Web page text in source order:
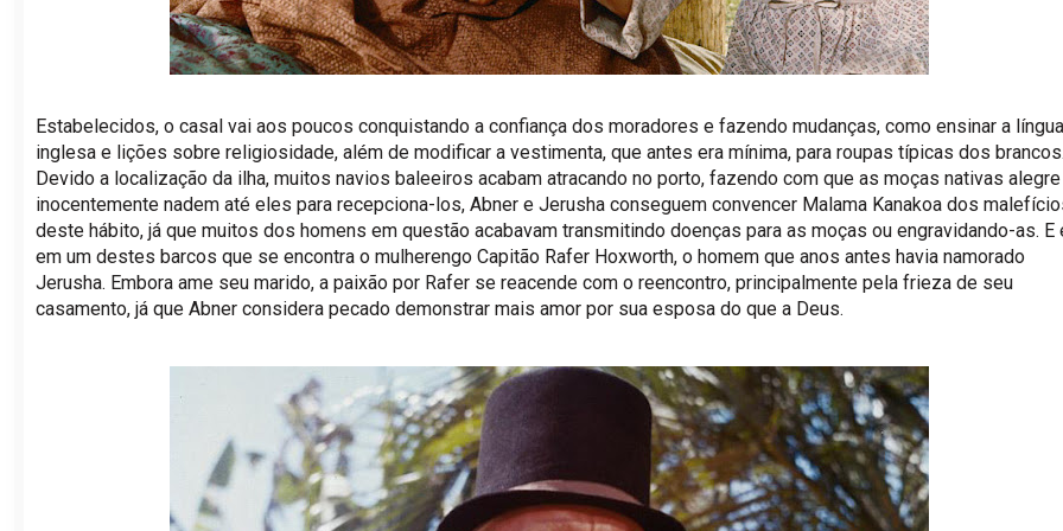
Estabelecidos, o casal vai aos poucos conquistando a confiança dos moradores e fazendo mudanças, como ensinar a língua
inglesa e lições sobre religiosidade, além de modificar a vestimenta, que antes era mínima, para roupas típicas dos brancos.
Devido a localização da ilha, muitos navios baleeiros acabam atracando no porto, fazendo com que as moças nativas
inocentemente nadem até eles para recepciona-los, Abner e Jerusha conseguem convencer Malama Kanakoa dos
deste hábito, já que muitos dos homens em questão acabavam transmitindo doenças para as moças ou engravidando-as. E
em um destes barcos que se encontra o mulherengo Capitão Rafer Hoxworth, o homem que anos antes havia namorado
Jerusha. Embora ame seu marido, a paixão por Rafer se reacende com o reencontro, principalmente pela frieza de seu
casamento, já que Abner considera pecado demonstrar mais amor por sua esposa do que a Deus.